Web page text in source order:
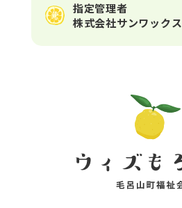
指定管理者
株式会社サンワックス